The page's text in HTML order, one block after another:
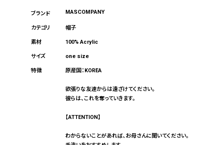
MASCOMPANY
帽子
100% Acrylic
one size
原産国：KOREA
欲張りな友達からは遠ざけてください。
彼らは、これを奪っていきます。
【ATTENTION】
わからないことがあれば、お母さんに聞いてください。